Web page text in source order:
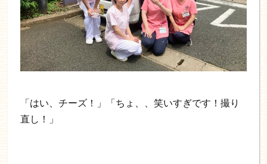
「はい、チーズ！」「ちょ、、笑いすぎです！撮り
直し！」